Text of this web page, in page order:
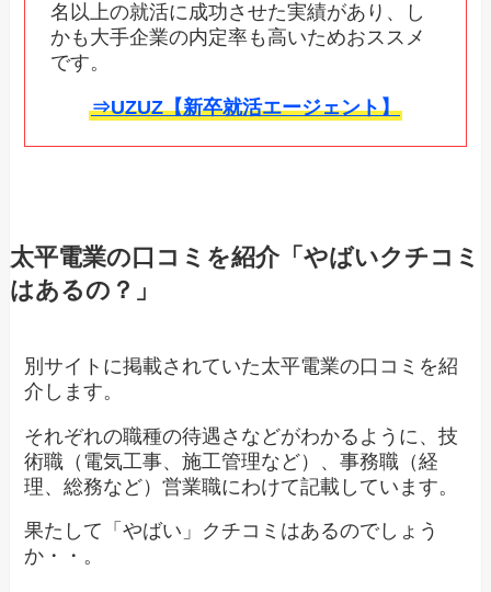
名以上の就活に成功させた実績があり、し
かも大手企業の内定率も高いためおススメ
です。
⇒UZUZ【新卒就活エージェント】
太平電業の口コミを紹介「やばいクチコミ
はあるの？」
別サイトに掲載されていた太平電業の口コミを紹
介します。
それぞれの職種の待遇さなどがわかるように、技
術職（電気工事、施工管理など）、事務職（経
理、総務など）営業職にわけて記載しています。
果たして「やばい」クチコミはあるのでしょう
か・・。